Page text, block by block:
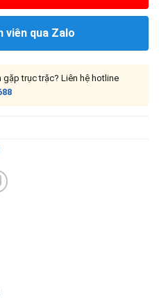
viên qua Zalo
trục trặc? Liên hệ hotline